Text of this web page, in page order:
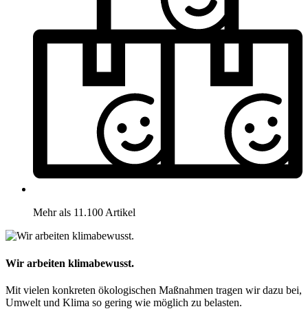
Mehr als 11.100 Artikel
Wir arbeiten klimabewusst.
Mit vielen konkreten ökologischen Maßnahmen tragen wir dazu bei,
Umwelt und Klima so gering wie möglich zu belasten.